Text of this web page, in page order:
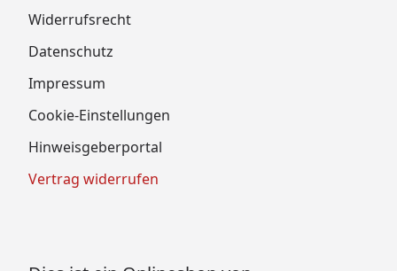
Widerrufsrecht
Datenschutz
Impressum
Cookie-Einstellungen
Hinweisgeberportal
Vertrag widerrufen